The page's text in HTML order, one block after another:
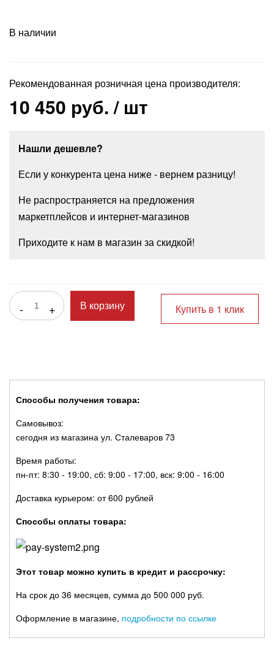
В наличии
Рекомендованная розничная цена производителя:
10 450 руб./ шт
Нашли дешевле?
Если у конкурента цена ниже - вернем разницу!
Не распространяется на предложения
маркетплейсов и интернет-магазинов
Приходите к нам в магазин за скидкой!
- + В корзину Купить в 1 клик
Способы получения товара:
Самовывоз:
сегодня из магазина ул. Сталеваров 73
Время работы:
пн-пт: 8:30 - 19:00, сб: 9:00 - 17:00, вск: 9:00 - 16:00
Доставка курьером: от 600 рублей
Способы оплаты товара:
Этот товар можно купить в кредит и рассрочку:
На срок до 36 месяцев, сумма до 500 000 руб.
Оформление в магазине, подробности по ссылке